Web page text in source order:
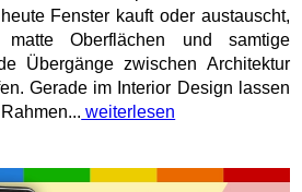
Fenster kauft oder austauscht,
Oberflächen und samtige
Übergänge zwischen Architektur
Gerade im Interior Design lassen
weiterlesen